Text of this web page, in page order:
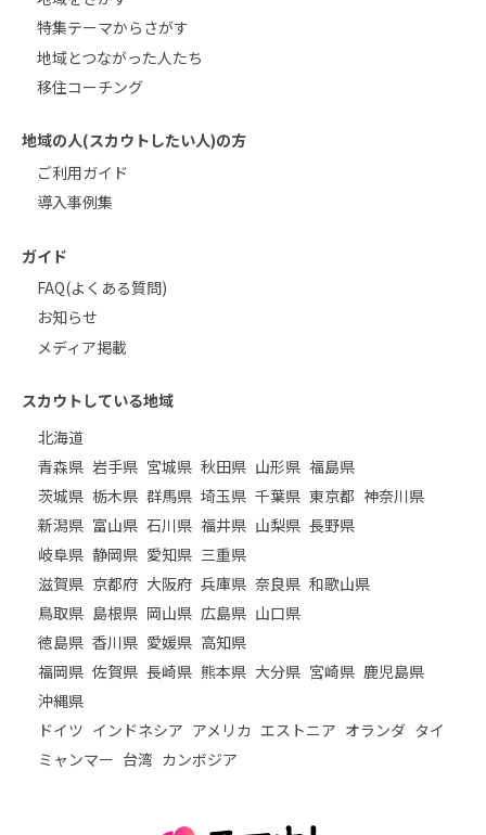
特集テーマからさがす
地域とつながった人たち
移住コーチング
地域の人(スカウトしたい人)の方
ご利用ガイド
導入事例集
ガイド
FAQ(よくある質問)
お知らせ
メディア掲載
スカウトしている地域
北海道
青森県 岩手県 宮城県 秋田県 山形県 福島県
茨城県 栃木県 群馬県 埼玉県 千葉県 東京都 神奈川県
新潟県 富山県 石川県 福井県 山梨県 長野県
岐阜県 静岡県 愛知県 三重県
滋賀県 京都府 大阪府 兵庫県 奈良県 和歌山県
鳥取県 島根県 岡山県 広島県 山口県
徳島県 香川県 愛媛県 高知県
福岡県 佐賀県 長崎県 熊本県 大分県 宮崎県 鹿児島県
沖縄県
ドイツ インドネシア アメリカ エストニア オランダ タイ
ミャンマー 台湾 カンボジア